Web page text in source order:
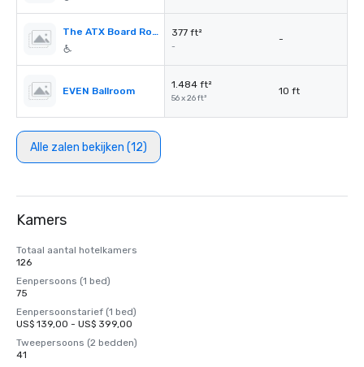
The ATX Board Room 377 ft²
-
-
EVEN Ballroom
1.484 ft²
56 x 26 ft²
10 ft
Alle zalen bekijken (12)
Kamers
Totaal aantal hotelkamers
126
Eenpersoons (1 bed)
75
Eenpersoonstarief (1 bed)
US$ 139,00 - US$ 399,00
Tweepersoons (2 bedden)
41